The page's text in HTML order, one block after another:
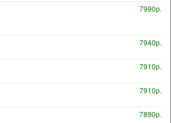
7990р.
7940р.
7910р.
7910р.
7890р.